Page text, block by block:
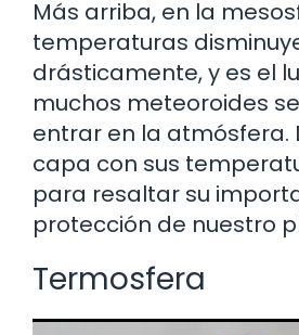
Más arriba, en la
temperaturas
drásticamente, y es el
muchos meteoroides
entrar en la atmósfera.
capa con sus
para resaltar su
protección de nuestro
Termosfera